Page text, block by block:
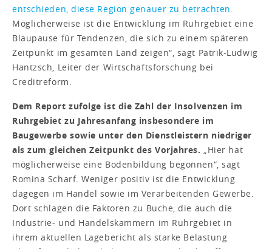
entschieden, diese Region genauer zu betrachten.
Möglicherweise ist die Entwicklung im Ruhrgebiet eine
Blaupause für Tendenzen, die sich zu einem späteren
Zeitpunkt im gesamten Land zeigen“, sagt Patrik-Ludwig
Hantzsch, Leiter der Wirtschaftsforschung bei
Creditreform.
Dem Report zufolge ist die Zahl der Insolvenzen im
Ruhrgebiet zu Jahresanfang insbesondere im
Baugewerbe sowie unter den Dienstleistern niedriger
als zum gleichen Zeitpunkt des Vorjahres. „Hier hat
möglicherweise eine Bodenbildung begonnen“, sagt
Romina Scharf. Weniger positiv ist die Entwicklung
dagegen im Handel sowie im Verarbeitenden Gewerbe.
Dort schlagen die Faktoren zu Buche, die auch die
Industrie- und Handelskammern im Ruhrgebiet in
ihrem aktuellen Lagebericht als starke Belastung